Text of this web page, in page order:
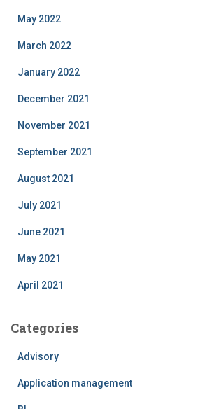
May 2022
March 2022
January 2022
December 2021
November 2021
September 2021
August 2021
July 2021
June 2021
May 2021
April 2021
Categories
Advisory
Application management